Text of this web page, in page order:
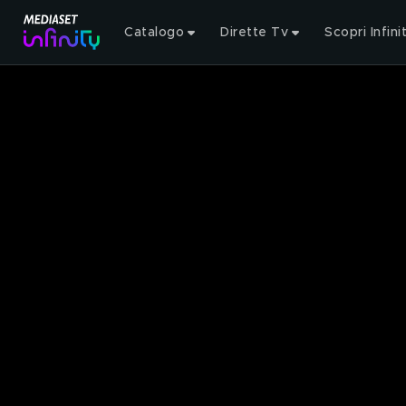
Catalogo Dirette Tv Scopri